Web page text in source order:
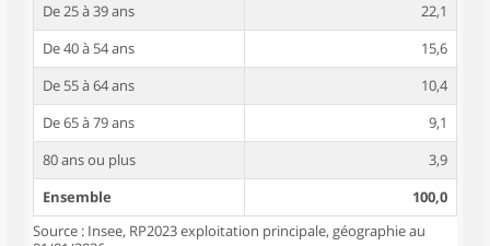
De 25 à 39 ans
22,1
De 40 à 54 ans
15,6
De 55 à 64 ans
10,4
De 65 à 79 ans
9,1
80 ans ou plus
3,9
Ensemble
100,0
Source : Insee, RP2023 exploitation principale, géographie au